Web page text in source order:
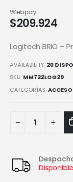
$209.924
Webpay
Logitech BRIO –
AVAILABILITY: 20
SKU: MM722LOG29
CATEGORÍAS:
Disponible